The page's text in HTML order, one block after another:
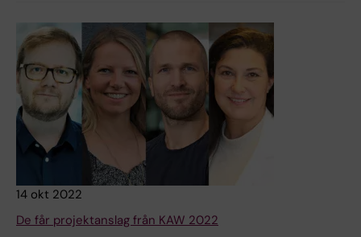
14 okt 2022
De får projektanslag från KAW 2022